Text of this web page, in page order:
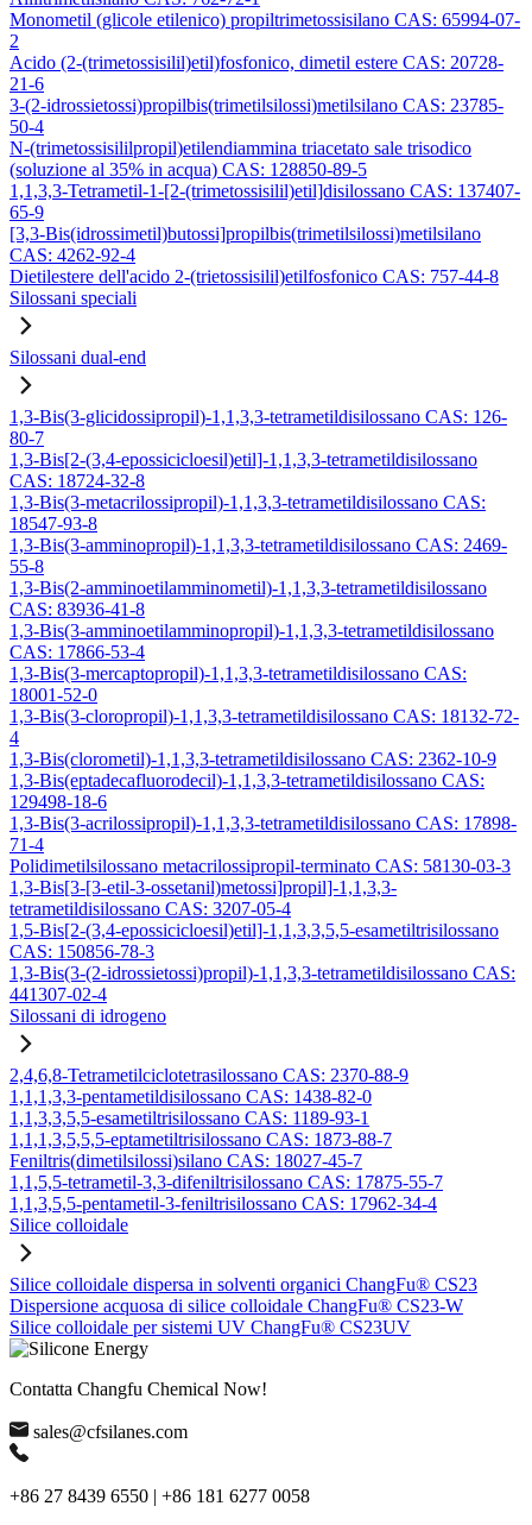
Monometil (glicole etilenico) propiltrimetossisilano CAS: 65994-07-
2
Acido (2-(trimetossisilil)etil)fosfonico, dimetil estere CAS: 20728-
21-6
3-(2-idrossietossi)propilbis(trimetilsilossi)metilsilano CAS: 23785-
50-4
N-(trimetossisililpropil)etilendiammina triacetato sale trisodico
(soluzione al 35% in acqua) CAS: 128850-89-5
1,1,3,3-Tetrametil-1-[2-(trimetossisilil)etil]disilossano CAS: 137407-
65-9
[3,3-Bis(idrossimetil)butossi]propilbis(trimetilsilossi)metilsilano
CAS: 4262-92-4
Dietilestere dell'acido 2-(trietossisilil)etilfosfonico CAS: 757-44-8
Silossani speciali
Silossani dual-end
1,3-Bis(3-glicidossipropil)-1,1,3,3-tetrametildisilossano CAS: 126-
80-7
1,3-Bis[2-(3,4-epossicicloesil)etil]-1,1,3,3-tetrametildisilossano
CAS: 18724-32-8
1,3-Bis(3-metacrilossipropil)-1,1,3,3-tetrametildisilossano CAS:
18547-93-8
1,3-Bis(3-amminopropil)-1,1,3,3-tetrametildisilossano CAS: 2469-
55-8
1,3-Bis(2-amminoetilamminometil)-1,1,3,3-tetrametildisilossano
CAS: 83936-41-8
1,3-Bis(3-amminoetilamminopropil)-1,1,3,3-tetrametildisilossano
CAS: 17866-53-4
1,3-Bis(3-mercaptopropil)-1,1,3,3-tetrametildisilossano CAS:
18001-52-0
1,3-Bis(3-cloropropil)-1,1,3,3-tetrametildisilossano CAS: 18132-72-
4
1,3-Bis(clorometil)-1,1,3,3-tetrametildisilossano CAS: 2362-10-9
1,3-Bis(eptadecafluorodecil)-1,1,3,3-tetrametildisilossano CAS:
129498-18-6
1,3-Bis(3-acrilossipropil)-1,1,3,3-tetrametildisilossano CAS: 17898-
71-4
Polidimetilsilossano metacrilossipropil-terminato CAS: 58130-03-3
1,3-Bis[3-[3-etil-3-ossetanil)metossi]propil]-1,1,3,3-
tetrametildisilossano CAS: 3207-05-4
1,5-Bis[2-(3,4-epossicicloesil)etil]-1,1,3,3,5,5-esametiltrisilossano
CAS: 150856-78-3
1,3-Bis(3-(2-idrossietossi)propil)-1,1,3,3-tetrametildisilossano CAS:
441307-02-4
Silossani di idrogeno
2,4,6,8-Tetrametilciclotetrasilossano CAS: 2370-88-9
1,1,1,3,3-pentametildisilossano CAS: 1438-82-0
1,1,3,3,5,5-esametiltrisilossano CAS: 1189-93-1
1,1,1,3,5,5,5-eptametiltrisilossano CAS: 1873-88-7
Feniltris(dimetilsilossi)silano CAS: 18027-45-7
1,1,5,5-tetrametil-3,3-difeniltrisilossano CAS: 17875-55-7
1,1,3,5,5-pentametil-3-feniltrisilossano CAS: 17962-34-4
Silice colloidale
Silice colloidale dispersa in solventi organici ChangFu® CS23
Dispersione acquosa di silice colloidale ChangFu® CS23-W
Silice colloidale per sistemi UV ChangFu® CS23UV
Contatta Changfu Chemical Now!
sales@cfsilanes.com
+86 27 8439 6550 | +86 181 6277 0058